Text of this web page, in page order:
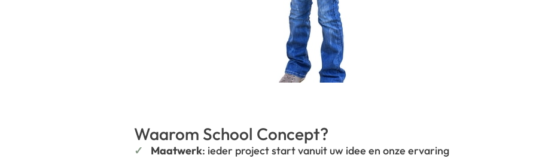
Waarom School Concept?
Maatwerk: ieder project start vanuit uw idee en onze ervaring